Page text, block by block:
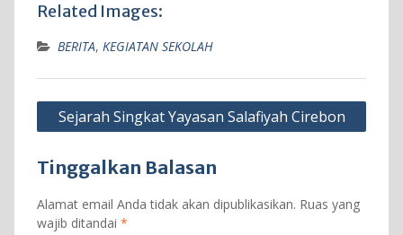
Related Images:
BERITA, KEGIATAN SEKOLAH
Navigasi
pos
Sejarah Singkat Yayasan Salafiyah Cirebon
Tinggalkan Balasan
Alamat email Anda tidak akan dipublikasikan. Ruas yang
wajib ditandai *